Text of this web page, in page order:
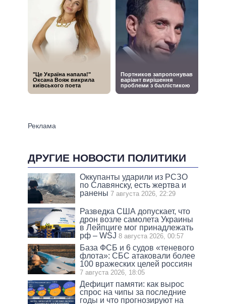
ДРУГИЕ НОВОСТИ ПОЛИТИКИ
Оккупанты ударили из РСЗО
по Славянску, есть жертва и
ранены 7 августа 2026, 22:29
Разведка США допускает, что
дрон возле самолета Украины
в Лейпциге мог принадлежать
рф – WSJ 8 августа 2026, 00:57
База ФСБ и 6 судов «теневого
флота»: СБС атаковали более
100 вражеских целей россиян
7 августа 2026, 18:05
Дефицит памяти: как вырос
спрос на чипы за последние
годы и что прогнозируют на